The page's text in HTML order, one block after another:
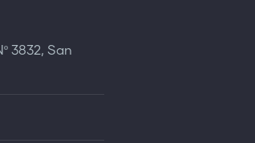
3832, San